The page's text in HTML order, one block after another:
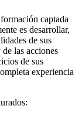
captada
es desarrollar,
de sus
las acciones
de sus
experiencia